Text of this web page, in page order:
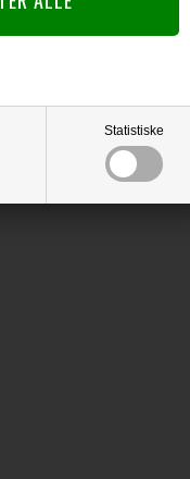
Statistiske